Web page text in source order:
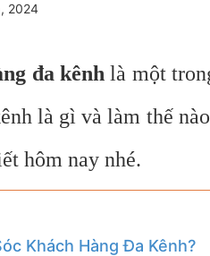
2024
đa kênh là một
là gì và làm thế
hôm nay nhé.
Khách Hàng Đa Kênh?